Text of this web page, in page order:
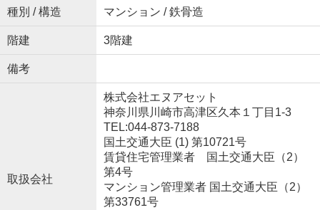
種別 / 構造 マンション / 鉄骨造
階建 3階建
備考
取扱会社
株式会社エヌアセット
神奈川県川崎市高津区久本１丁目1-3
TEL:044-873-7188
国土交通大臣 (1) 第10721号
賃貸住宅管理業者 国土交通大臣（2）
第4号
マンション管理業者 国土交通大臣（2）
第33761号